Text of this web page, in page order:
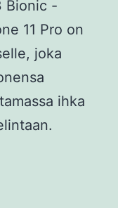
Bionic -
11 Pro on
joka
ihka